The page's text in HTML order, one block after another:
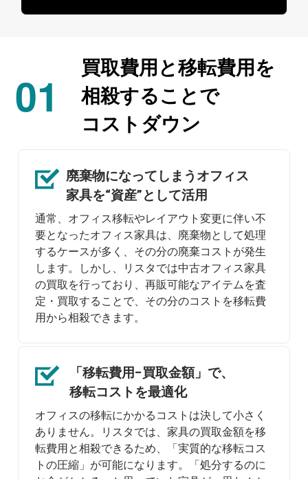
01 買取費用と移転費用を
相殺することで
コストダウン
廃棄物になってしまう オフィス
家具を“資産”として活用
通常、オフィス移転やレイアウト変更に伴い不
要となったオフィス家具は、廃棄物として処理
するケースが多く、その分の廃棄コストが発生
します。しかし、リスタでは中古オフィス家具
の買取を行っており、再販可能なアイテムを査
定・買取することで、その分のコストを移転費
用から相殺できます。
「移転費用−買取金額」で、
移転コストを最適化
オフィスの移転にかかるコストは決して小さく
ありません。リスタでは、家具の買取金額を移
転費用と相殺できるため、「実質的な移転コス
トの圧縮」が可能になります。「処分するのに